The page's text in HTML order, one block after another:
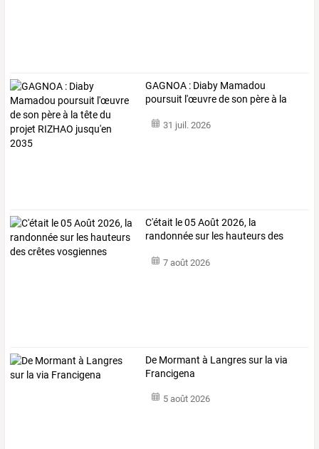
GAGNOA : Diaby Mamadou
poursuit l'œuvredeson pèreà la
31 juil. 2026
C'était le 05 Août 2026, la
randonnée sur les hauteurs des
7 août 2026
De Mormant à Langres sur la via
Francigena
5 août 2026